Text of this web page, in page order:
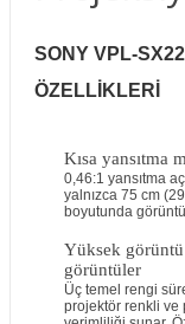
SONY VPL-
ÖZELLİKLERİ
Kısa yansıtma
0,46:1 yansıtma
yalnızca 75 cm
boyutunda
Yüksek
görüntüler
Üç temel rengi
projektör renkli ve